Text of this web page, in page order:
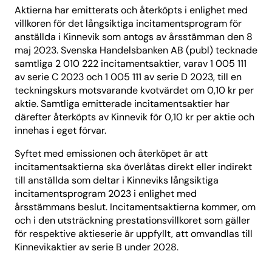
Aktierna har emitterats och återköpts i enlighet med
villkoren för det långsiktiga incitamentsprogram för
anställda i Kinnevik som antogs av årsstämman den 8
maj 2023. Svenska Handelsbanken AB (publ) tecknade
samtliga 2 010 222 incitamentsaktier, varav 1 005 111
av serie C 2023 och 1 005 111 av serie D 2023, till en
teckningskurs motsvarande kvotvärdet om 0,10 kr per
aktie. Samtliga emitterade incitamentsaktier har
därefter återköpts av Kinnevik för 0,10 kr per aktie och
innehas i eget förvar.
Syftet med emissionen och återköpet är att
incitamentsaktierna ska överlåtas direkt eller indirekt
till anställda som deltar i Kinneviks långsiktiga
incitamentsprogram 2023 i enlighet med
årsstämmans beslut. Incitamentsaktierna kommer, om
och i den utsträckning prestationsvillkoret som gäller
för respektive aktieserie är uppfyllt, att omvandlas till
Kinnevikaktier av serie B under 2028.